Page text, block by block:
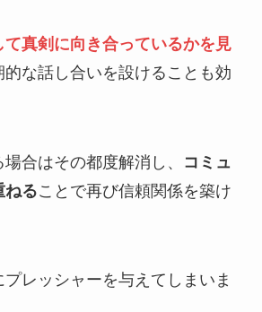
真剣に向き合っているかを見
的な話し合いを設けることも効
合はその都度解消し、
コミュ
ねることで再び信頼関係を築け
レッシャーを与えてしまいま